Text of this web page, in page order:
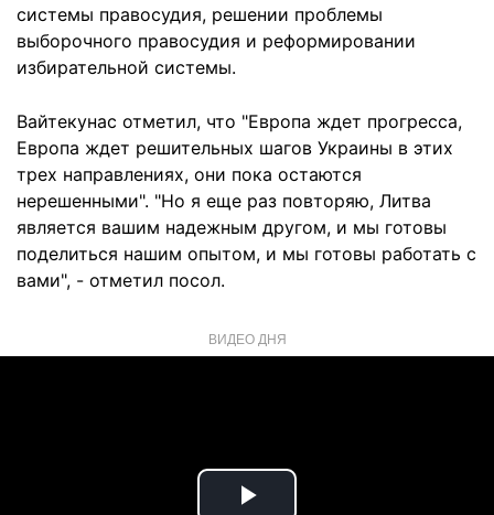
системы правосудия, решении проблемы
выборочного правосудия и реформировании
избирательной системы.
Вайтекунас отметил, что "Европа ждет прогресса,
Европа ждет решительных шагов Украины в этих
трех направлениях, они пока остаются
нерешенными". "Но я еще раз повторяю, Литва
является вашим надежным другом, и мы готовы
поделиться нашим опытом, и мы готовы работать с
вами", - отметил посол.
ВИДЕО ДНЯ